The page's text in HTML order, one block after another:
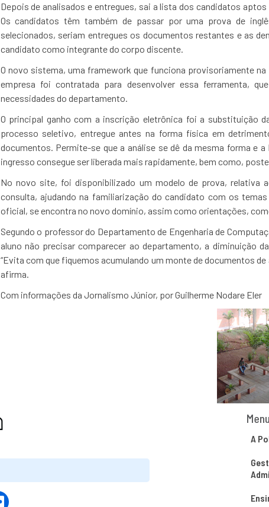
Depois de analisados e entregues, sai a lista dos candidatos
Os candidatos têm também de passar por uma prova de
selecionados, seriam entregues os documentos restantes e as
candidato como integrante do corpo discente.
O novo sistema, uma framework que funciona provisoriamente na
empresa foi contratada para desenvolver essa ferramenta,
necessidades do departamento.
O principal ganho com a inscrição eletrônica foi a substituição
processo seletivo, entregue antes na forma física em
documentos. Permite-se que a análise se dê da mesma forma e
ingresso consegue ser liberada mais rapidamente, bem como,
No novo site, foi disponibilizado um modelo de prova, relativa
consulta, ajudando na familiarização do candidato com os
oficial, se encontra no novo domínio, assim como orientações,
Segundo o professor do Departamento de Engenharia de
aluno não precisar comparecer ao departamento, a diminuição
“Evita com que fiquemos acumulando um monte de documentos
afirma.
Com informações da Jornalismo Júnior, por Guilherme Nodare Eler
Menu
A